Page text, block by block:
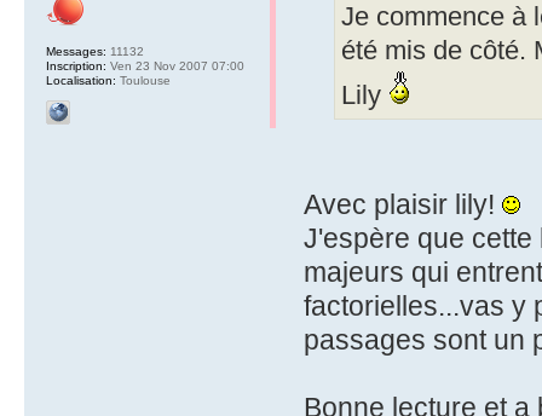
Je commence à
été mis de côté.
Lily
Avec plaisir lily!
J'espère que
majeurs qui
factorielles...vas y
passages sont un
Bonne lecture et a
Messages: 11132
Inscription: Ven 23 Nov 2007 07:00
Localisation: Toulouse